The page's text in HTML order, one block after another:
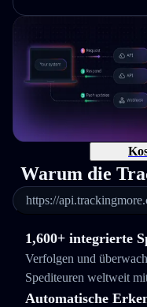
Warum die
https://
1,600+ integrierte
Verfolgen und
Spediteuren weltweit
Automatische